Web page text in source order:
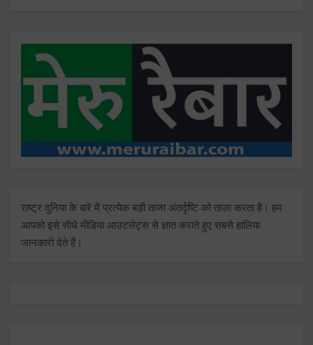
राष्ट्र दुनिया के बारे में प्रत्येक बड़ी ताजा अंतर्दृष्टि को ताज़ा करता है। हम
आपको इसे सीधे मीडिया आउटलेट्स से ज्ञात कराते हुए सबसे हालिया
जानकारी देते हैं।